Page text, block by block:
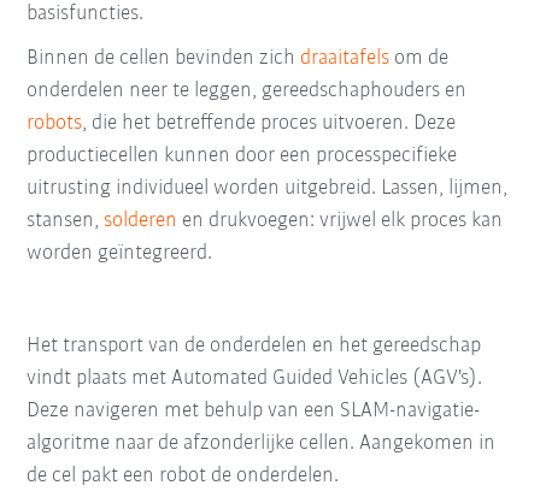
basisfuncties.
Binnen de cellen bevinden zich draaitafels om de
onderdelen neer te leggen, gereedschaphouders en
robots, die het betreffende proces uitvoeren. Deze
productiecellen kunnen door een processpecifieke
uitrusting individueel worden uitgebreid. Lassen, lijmen,
stansen, solderen en drukvoegen: vrijwel elk proces kan
worden geïntegreerd.
Het transport van de onderdelen en het gereedschap
vindt plaats met Automated Guided Vehicles (AGV's).
Deze navigeren met behulp van een SLAM-navigatie-
algoritme naar de afzonderlijke cellen. Aangekomen in
de cel pakt een robot de onderdelen.